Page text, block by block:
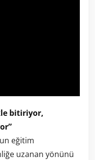
bitiriyor,
eğitim
uzanan yönünü